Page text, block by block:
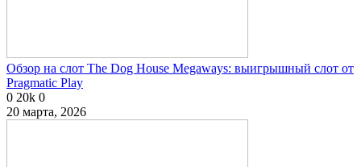
Обзор на слот The Dog House Megaways: выигрышный слот от
Pragmatic Play
0 20k 0
20 марта, 2026